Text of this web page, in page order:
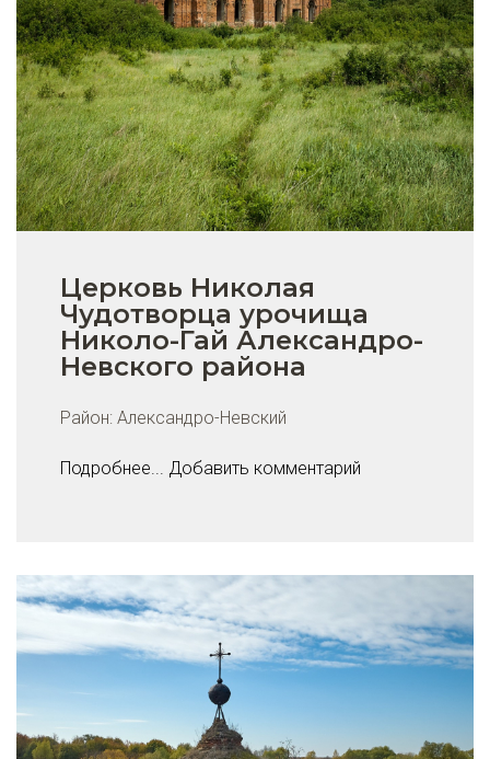
Церковь Николая
Чудотворца урочища
Николо-Гай Александро-
Невского района
Район: Александро-Невский
Подробнее... Добавить комментарий